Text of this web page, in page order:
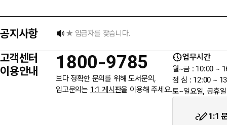
공지사항 ★ 입금자를 찾습니다.
6월 3일 지방선거일 휴무 안내
고객센터
이용안내
1800-9785
보다 정확한 문의를 위해 도서문의,
입고문의는 1:1 게시판을 이용해 주세요.
업무시간
월~금 : 10:00 ~
점 심 : 12:00 ~
토~일요일, 공휴
1:1